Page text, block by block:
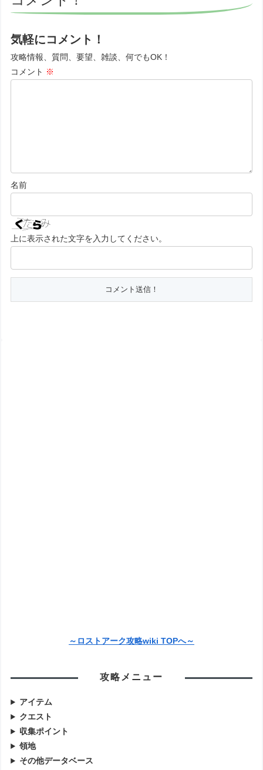
気軽にコメント！
攻略情報、質問、要望、雑談、何でもOK！
コメント ※
名前
上に表示された文字を入力してください。
～ロストアーク攻略wiki TOPへ～
攻略メニュー
アイテム
クエスト
収集ポイント
領地
その他データベース